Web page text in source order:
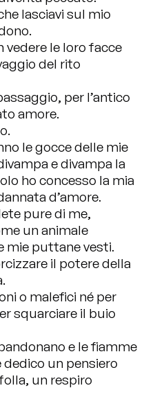
lasciavi sul mio
vedere le loro facce
del rito
per l’antico
amore.
le gocce delle mie
e divampa la
ho concesso la mia
d’amore.
pure di me,
un animale
mie puttane vesti.
il potere della
o malefici né per
squarciare il buio
e le fiamme
dedico un pensiero
un respiro